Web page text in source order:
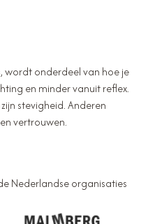
wordt onderdeel van hoe je
en minder vanuit reflex.
stevigheid. Anderen
vertrouwen.
Nederlandse organisaties